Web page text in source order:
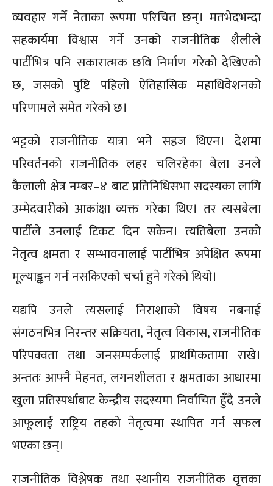
व्यवहार गर्ने नेताका रूपमा परिचित छन्। मतभेदभन्दा
सहकार्यमा विश्वास गर्ने उनको राजनीतिक शैलीले
पार्टीभित्र पनि सकारात्मक छवि निर्माण गरेको देखिएको
छ, जसको पुष्टि पहिलो ऐतिहासिक महाधिवेशनको
परिणामले समेत गरेको छ।
भट्टको राजनीतिक यात्रा भने सहज थिएन। देशमा
परिवर्तनको राजनीतिक लहर चलिरहेका बेला उनले
कैलाली क्षेत्र नम्बर–४ बाट प्रतिनिधिसभा सदस्यका लागि
उम्मेदवारीको आकांक्षा व्यक्त गरेका थिए। तर त्यसबेला
पार्टीले उनलाई टिकट दिन सकेन। त्यतिबेला उनको
नेतृत्व क्षमता र सम्भावनालाई पार्टीभित्र अपेक्षित रूपमा
मूल्याङ्कन गर्न नसकिएको चर्चा हुने गरेको थियो।
यद्यपि उनले त्यसलाई निराशाको विषय नबनाई
संगठनभित्र निरन्तर सक्रियता, नेतृत्व विकास, राजनीतिक
परिपक्वता तथा जनसम्पर्कलाई प्राथमिकतामा राखे।
अन्ततः आफ्नै मेहनत, लगनशीलता र क्षमताका आधारमा
खुला प्रतिस्पर्धाबाट केन्द्रीय सदस्यमा निर्वाचित हुँदै उनले
आफूलाई राष्ट्रिय तहको नेतृत्वमा स्थापित गर्न सफल
भएका छन्।
राजनीतिक विश्लेषक तथा स्थानीय राजनीतिक वृत्तका